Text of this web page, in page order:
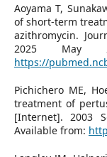
Aoyama T,
of short-term
azithromycin.
2025 May
https://
Pichichero ME,
treatment of
[Internet]. 2003
Available from: